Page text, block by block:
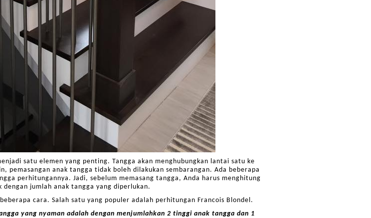
satu elemen yang penting. Tangga akan menghubungkan lantai satu ke
pemasangan anak tangga tidak boleh dilakukan sembarangan. Ada beberapa
perhitungannya. Jadi, sebelum memasang tangga, Anda harus menghitung
jumlah anak tangga yang diperlukan.
cara. Salah satu yang populer adalah perhitungan Francois Blondel.
yang nyaman adalah dengan menjumlahkan 2 tinggi anak tangga dan 1